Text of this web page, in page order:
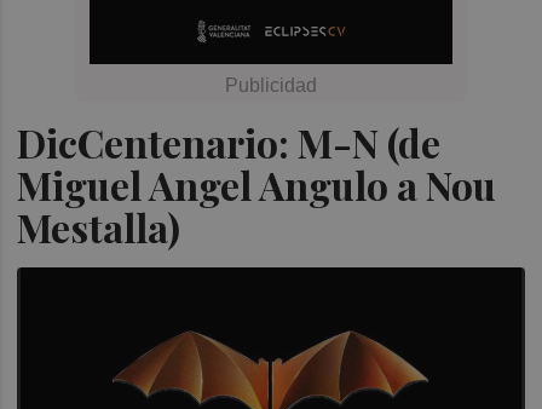
DicCentenario: M-N (de
Miguel Angel Angulo a Nou
Mestalla)